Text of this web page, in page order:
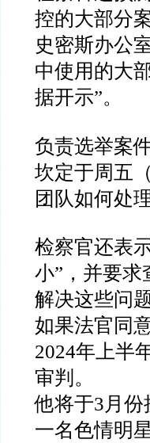
控的大部分
史密斯办公
中使用的大
据开示”。
负责选举案
坎定于周五（
团队如何处
检察官还表
小” ，并要
解决这些问题
如果法官同
2024年上半
审判。
他将于3 月
一名色情明